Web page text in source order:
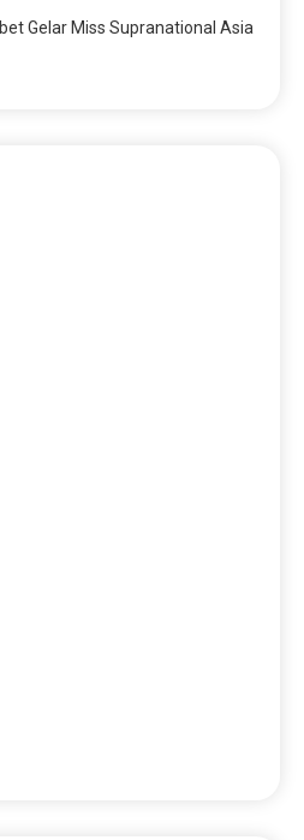
Gelar Miss Supranational Asia